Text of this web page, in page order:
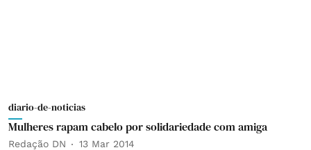
diario-de-noticias
Mulheres rapam cabelo por solidariedade com amiga
Redação DN 13 Mar 2014